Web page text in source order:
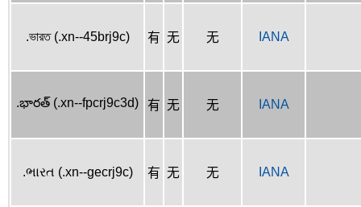
.ভারত (.xn--45brj9c) 有 无 无 IANA
.భారత్ (.xn--fpcrj9c3d) 有 无 无 IANA
.ભારત (.xn--gecrj9c) 有 无 无 IANA